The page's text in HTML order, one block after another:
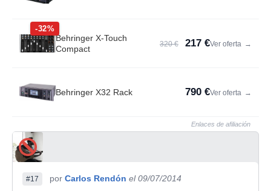
-32%
Behringer X-Touch
Compact
320 € 217 €Ver oferta →
Behringer X32 Rack 790 €Ver oferta →
Enlaces de afiliación
#17 por Carlos Rendón el 09/07/2014